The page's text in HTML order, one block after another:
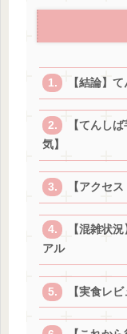
【結論】
【てんし
気】
【アクセ
【混雑状
アル
【実食レ